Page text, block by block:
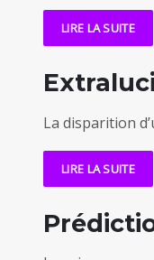
LIRE LA SUITE
La disparition
LIRE LA SUITE